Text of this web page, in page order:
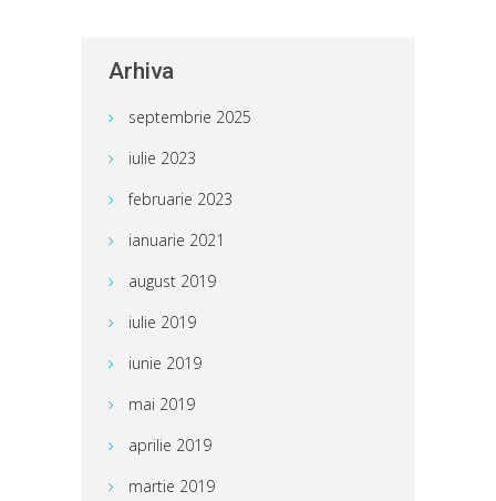
Arhiva
septembrie 2025
iulie 2023
februarie 2023
ianuarie 2021
august 2019
iulie 2019
iunie 2019
mai 2019
aprilie 2019
martie 2019